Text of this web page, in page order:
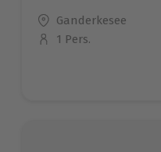
Standort
Ganderkesee
Anzahl der Teilnehmer
1 Pers.